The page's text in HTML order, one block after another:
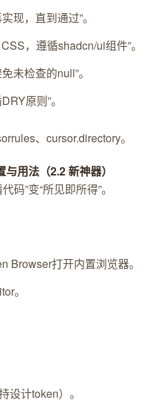
现，直到通过”。
，遵循shadcn/ui组件”。
未检查的null”。
原则”。
、cursor.directory。
用法（2.2 新神器）
码”变“所见即所得”。
Browser打开内置浏览器。
。
设计token）。